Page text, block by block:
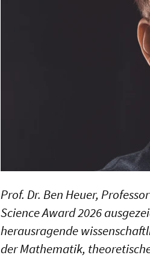
Prof. Dr. Ben Heuer,
Science Award 2026
herausragende
der Mathematik,